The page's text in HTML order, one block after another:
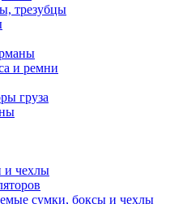
трезубцы
и ремни
груза
и чехлы
сумки, боксы и чехлы